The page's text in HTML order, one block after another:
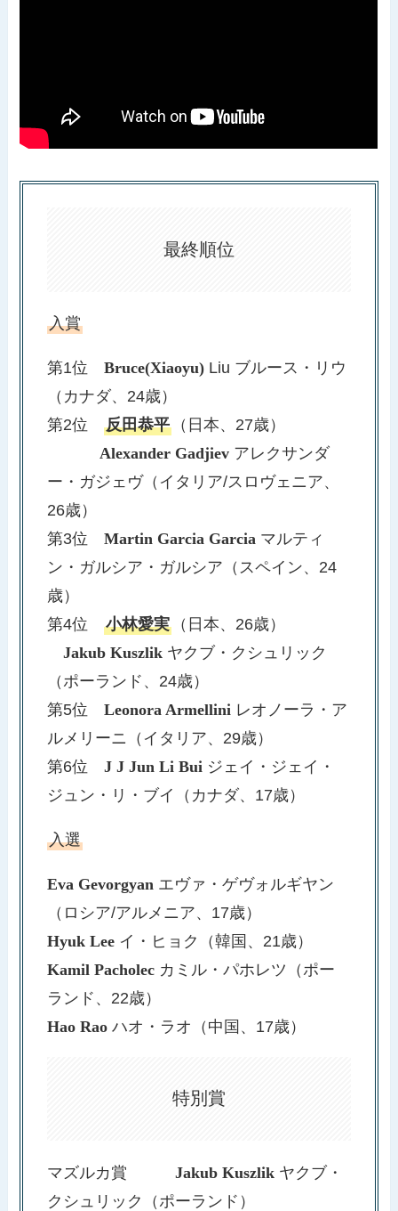
最終順位
入賞
第1位Bruce(Xiaoyu) Liu ブルース・リウ
（カナダ、24歳）
第2位反田恭平 （日本、27歳）
Alexander Gadjiev アレクサンダ
ー・ガジェヴ（イタリア/スロヴェニア、
26歳）
第3位Martin Garcia Garcia マルティ
ン・ガルシア・ガルシア（スペイン、24
歳）
第4位小林愛実 （日本、26歳）
Jakub Kuszlik ヤクブ・クシュリック
（ポーランド、24歳）
第5位Leonora Armellini レオノーラ・ア
ルメリーニ（イタリア、29歳）
第6位J J Jun Li Bui ジェイ・ジェイ・
ジュン・リ・ブイ（カナダ、17歳）
入選
Eva Gevorgyan エヴァ・ゲヴォルギヤン
（ロシア/アルメニア、17歳）
Hyuk Lee イ・ヒョク（韓国、21歳）
Kamil Pacholec カミル・パホレツ（ポー
ランド、22歳）
Hao Rao ハオ・ラオ（中国、17歳）
特別賞
マズルカ賞Jakub Kuszlik ヤクブ・
クシュリック（ポーランド）